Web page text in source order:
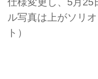
ル写真は上がソリ
ト）